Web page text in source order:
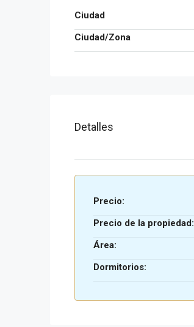
Ciudad
Ciudad/Zona
Detalles
Precio:
Precio de la propiedad:
Área:
Dormitorios: